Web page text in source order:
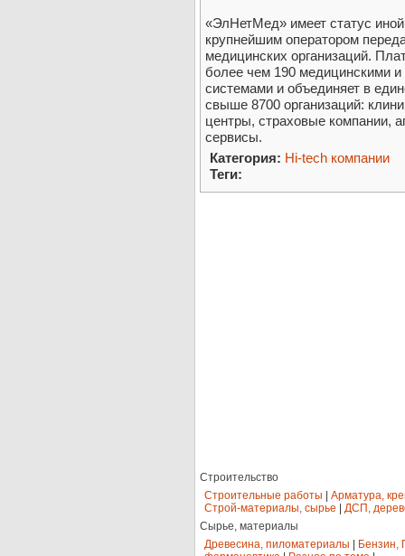
«ЭлНетМед» имеет статус
крупнейшим оператором
медицинских организаций.
более чем 190 медицинскими
системами и объединяет в
свыше 8700 организаций:
центры, страховые компании,
сервисы.
Категория: Hi-tech компании
Теги:
Строительство
Строительные работы
Арматура,
Строй-материалы, сырье
ДСП,
Сырье, материалы
Древесина, пиломатериалы
Бензин,